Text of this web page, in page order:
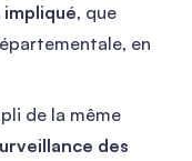
, que
en
de la même
des